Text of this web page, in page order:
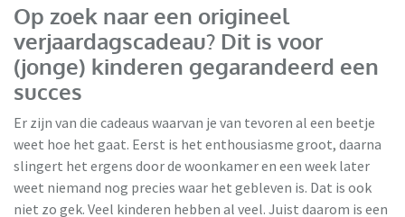
Make A Bear
Op zoek naar een origineel
verjaardagscadeau? Dit is voor
(jonge) kinderen gegarandeerd een
succes
Er zijn van die cadeaus waarvan je van tevoren al een beetje
weet hoe het gaat. Eerst is het enthousiasme groot, daarna
slingert het ergens door de woonkamer en een week later
weet niemand nog precies waar het gebleven is. Dat is ook
niet zo gek. Veel kinderen hebben al veel. Juist daarom is een